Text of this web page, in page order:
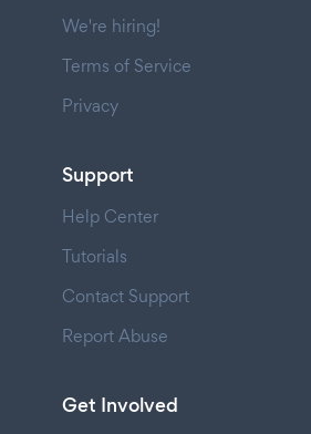
We're hiring!
Terms of Service
Privacy
Support
Help Center
Tutorials
Contact Support
Report Abuse
Get Involved